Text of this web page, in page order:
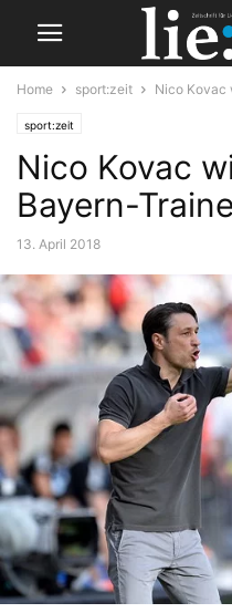
Home sport:zeit Nico Kovac
sport:zeit
Nico Kovac
Bayern-
13. April 2018